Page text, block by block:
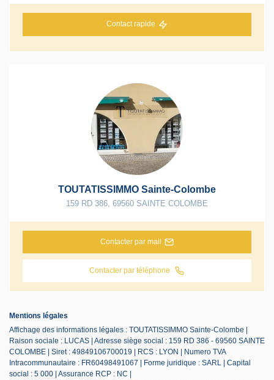
Contact rapide
TOUTATISSIMMO Sainte-Colombe
159 RD 386 69560 SAINTE COLOMBE
Contacter par mail
Contacter par téléphone
Mentions légales
Affichage des informations légales : TOUTATISSIMMO Sainte-Colombe |
Raison sociale : LUCAS | Adresse siège social : 159 RD 386 - 69560 SAINTE
COLOMBE | Siret : 49849106700019 | RCS : LYON | Numero TVA
Intracommunautaire : FR60498491067 | Forme juridique : SARL | Capital
social : 5 000 | Assurance RCP : NC |